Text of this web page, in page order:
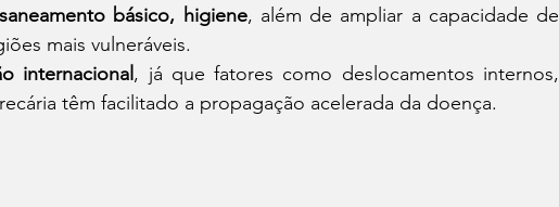
básico, higiene, além de ampliar a capacidade de
mais vulneráveis.
internacional , já que fatores como deslocamentos internos,
têm facilitado a propagação acelerada da doença.